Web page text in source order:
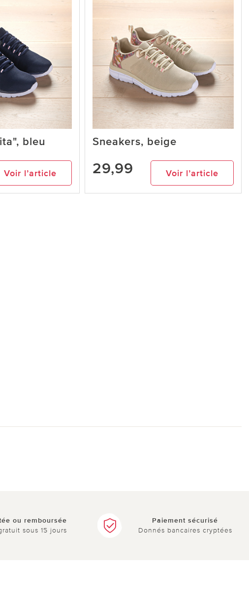
bleu
Voir l’article
Sneakers, beige
29,99 Voir l’article
ou remboursée
sous 15 jours
Paiement sécurisé
Donnés bancaires cryptées